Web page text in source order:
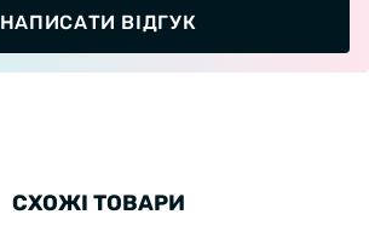
НАПИСАТИ ВІДГУК
СХОЖІ ТОВАРИ